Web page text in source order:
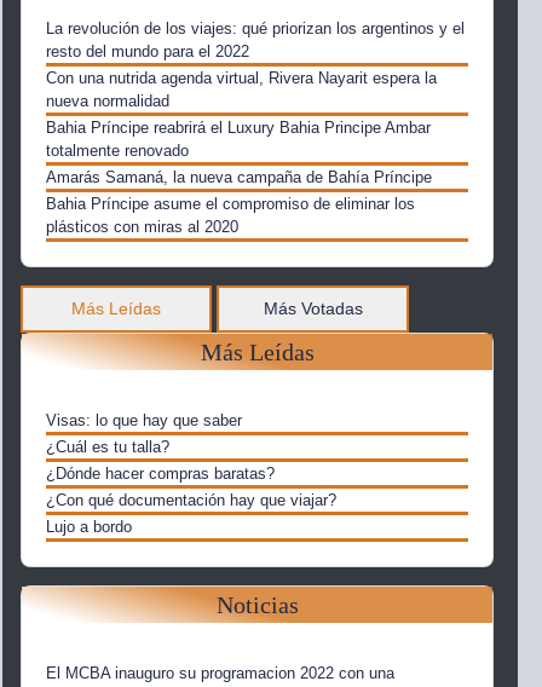
La revolución de los viajes: qué priorizan los argentinos y el
resto del mundo para el 2022
Con una nutrida agenda virtual, Rivera Nayarit espera la
nueva normalidad
Bahia Príncipe reabrirá el Luxury Bahia Principe Ambar
totalmente renovado
Amarás Samaná, la nueva campaña de Bahía Príncipe
Bahia Príncipe asume el compromiso de eliminar los
plásticos con miras al 2020
Más Leídas Más Votadas
Más Leídas
Visas: lo que hay que saber
¿Cuál es tu talla?
¿Dónde hacer compras baratas?
¿Con qué documentación hay que viajar?
Lujo a bordo
Noticias
El MCBA inauguro su programacion 2022 con una